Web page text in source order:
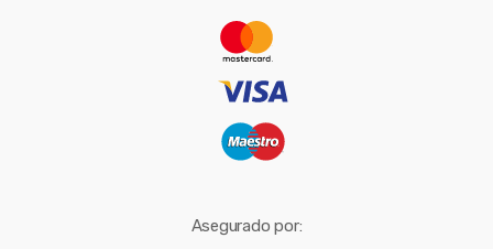
Asegurado por: